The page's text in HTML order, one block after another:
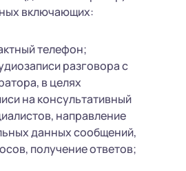
включающих:
телефон;
разговора с
в целях
на консультативный
направление
данных сообщений,
получение ответов;